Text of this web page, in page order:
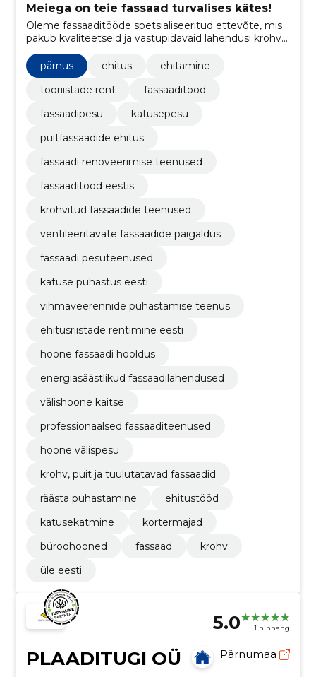
Meiega on teie fassaad turvalises kätes!
Oleme fassaaditööde spetsialiseeritud ettevõte, mis
pakub kvaliteetseid ja vastupidavaid lahendusi krohv-,
pärnus
ehitus
ehitamine
tööriistade rent
fassaaditööd
fassaadipesu
katusepesu
puitfassaadide ehitus
fassaadi renoveerimise teenused
fassaaditööd eestis
krohvitud fassaadide teenused
ventileeritavate fassaadide paigaldus
fassaadi pesuteenused
katuse puhastus eesti
vihmaveerennide puhastamise teenus
ehitusriistade rentimine eesti
hoone fassaadi hooldus
energiasäästlikud fassaadilahendused
välishoone kaitse
professionaalsed fassaaditeenused
hoone välispesu
krohv, puit ja tuulutatavad fassaadid
räästa puhastamine
ehitustööd
katusekatmine
kortermajad
büroohooned
fassaad
krohv
üle eesti
5.0 1 hinnang
PLAADITUGI OÜ Pärnumaa